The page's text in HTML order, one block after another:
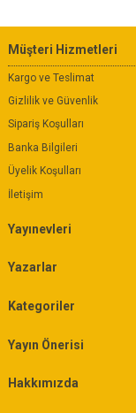
Müşteri Hizmetleri
Kargo ve Teslimat
Gizlilik ve Güvenlik
Sipariş Koşulları
Banka Bilgileri
Üyelik Koşulları
İletişim
Yayınevleri
Yazarlar
Kategoriler
Yayın Önerisi
Hakkımızda